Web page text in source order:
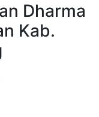
Dharma
Kab.